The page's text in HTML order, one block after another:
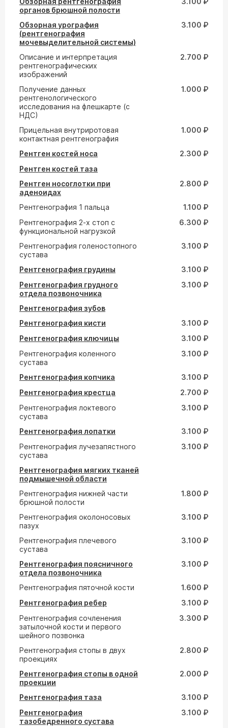
органов брюшной полости
Обзорная урография
(рентгенография
мочевыделительной системы)
3.100 ₽
Описание и интерпретация
рентгенографических
изображений
2.700 ₽
Получение данных
рентгенологического
исследования на флешкарте (с
НДС)
1.000 ₽
Прицельная внутриротовая
контактная рентгенография
1.000 ₽
Рентген костей носа
2.300 ₽
Рентген костей таза
Рентген носоглотки при
аденоидах
2.800 ₽
Рентгенография 1 пальца
1.100 ₽
Рентгенография 2-х стоп с
функциональной нагрузкой
6.300 ₽
Рентгенография голеностопного
сустава
3.100 ₽
Рентгенография грудины
3.100 ₽
Рентгенография грудного
отдела позвоночника
3.100 ₽
Рентгенография зубов
Рентгенография кисти
3.100 ₽
Рентгенография ключицы
3.100 ₽
Рентгенография коленного
сустава
3.100 ₽
Рентгенография копчика
3.100 ₽
Рентгенография крестца
2.700 ₽
Рентгенография локтевого
сустава
3.100 ₽
Рентгенография лопатки
3.100 ₽
Рентгенография лучезапястного
сустава
3.100 ₽
Рентгенография мягких тканей
подмышечной области
Рентгенография нижней части
брюшной полости
1.800 ₽
Рентгенография околоносовых
пазух
3.100 ₽
Рентгенография плечевого
сустава
3.100 ₽
Рентгенография поясничного
отдела позвоночника
3.100 ₽
Рентгенография пяточной кости
1.600 ₽
Рентгенография ребер
3.100 ₽
Рентгенография сочленения
затылочной кости и первого
шейного позвонка
3.300 ₽
Рентгенография стопы в двух
проекциях
2.800 ₽
Рентгенография стопы в одной
проекции
2.000 ₽
Рентгенография таза
3.100 ₽
Рентгенография
тазобедренного сустава
3.100 ₽